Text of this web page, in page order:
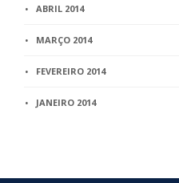
ABRIL 2014
MARÇO 2014
FEVEREIRO 2014
JANEIRO 2014